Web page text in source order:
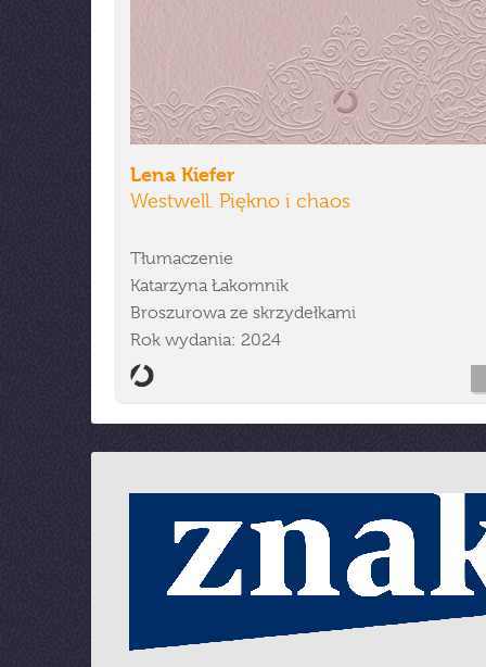
Lena Kiefer
Westwell. Piękno i chaos
Tłumaczenie
Katarzyna Łakomnik
Broszurowa ze skrzydełkami
Rok wydania: 2024